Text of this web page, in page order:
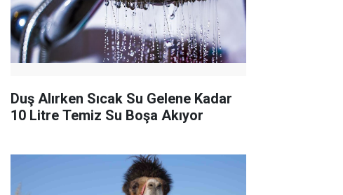
Duş Alırken Sıcak Su Gelene Kadar
10 Litre Temiz Su Boşa Akıyor